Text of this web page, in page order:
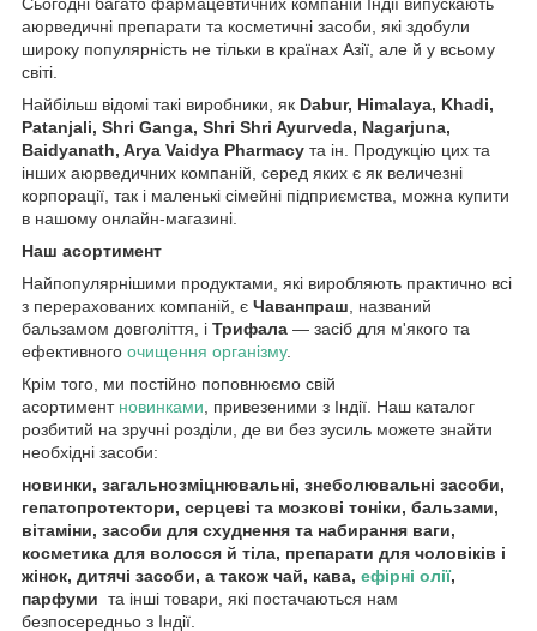
аюрведичні препарати та косметичні засоби, які здобули
широку популярність не тільки в країнах Азії, але й у всьому
світі.
Найбільш відомі такі виробники, як Dabur, Himalaya, Khadi,
Patanjali, Shri Ganga, Shri Shri Ayurveda, Nagarjuna,
Baidyanath, Arya Vaidya Pharmacy та ін. Продукцію цих та
інших аюрведичних компаній, серед яких є як величезні
корпорації, так і маленькі сімейні підприємства, можна купити
в нашому онлайн-магазині.
Наш асортимент
Найпопулярнішими продуктами, які виробляють практично всі
з перерахованих компаній, є Чаванпраш , названий
бальзамом довголіття, і Трифала — засіб для м'якого та
ефективного очищення організму.
Крім того, ми постійно поповнюємо свій
асортимент новинками , привезеними з Індії. Наш каталог
розбитий на зручні розділи, де ви без зусиль можете знайти
необхідні засоби:
новинки, загальнозміцнювальні, знеболювальні засоби,
гепатопротектори, серцеві та мозкові тоніки, бальзами,
вітаміни, засоби для схуднення та набирання ваги,
косметика для волосся й тіла, препарати для чоловіків і
жінок, дитячі засоби, а також чай, кава, ефірні олії,
парфуми та інші товари, які постачаються нам
безпосередньо з Індії.